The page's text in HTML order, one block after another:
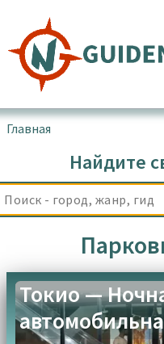
содержимому
Главная
Найдите
Токио —